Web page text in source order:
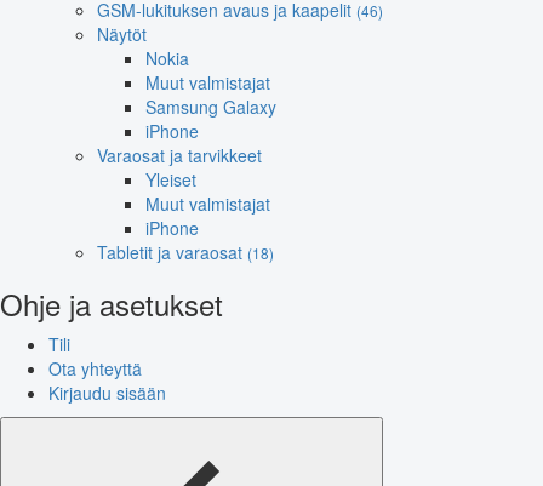
GSM-lukituksen avaus ja kaapelit (46)
Näytöt
Nokia
Muut valmistajat
Samsung Galaxy
iPhone
Varaosat ja tarvikkeet
Yleiset
Muut valmistajat
iPhone
Tabletit ja varaosat (18)
Ohje ja asetukset
Tili
Ota yhteyttä
Kirjaudu sisään